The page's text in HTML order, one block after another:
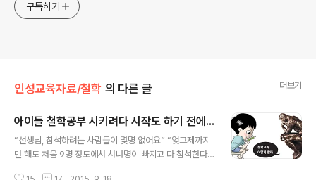
구독하기
인성교육자료/철학 의 다른 글 더보기
아이들 철학공부 시키려다 시작도 하기 전에...
“선생님, 참석하려는 사람들이 몇명 없어요” “엊그제까지
만 해도 처음 9명 정도에서 서너명이 빠지고 다 참석한다